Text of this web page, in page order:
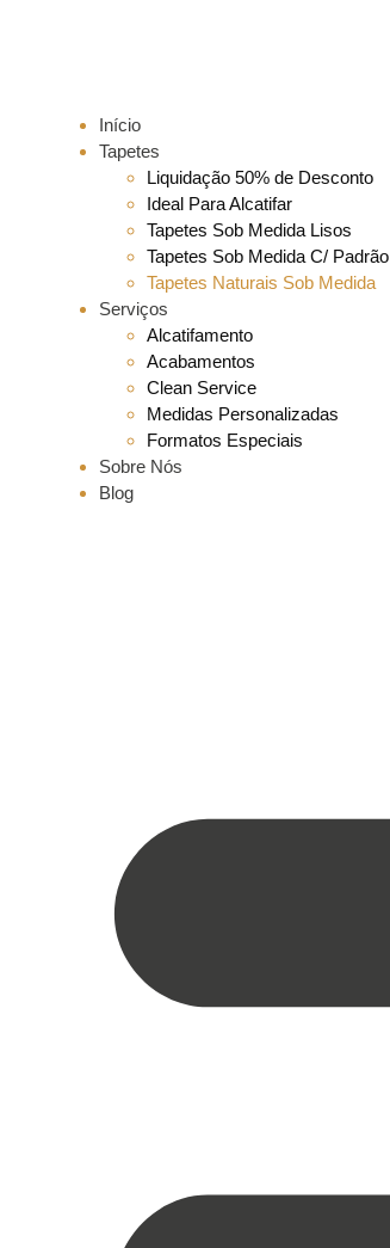
Início
Tapetes
Liquidação 50% de Desconto
Ideal Para Alcatifar
Tapetes Sob Medida Lisos
Tapetes Sob Medida C/ Padrão
Tapetes Naturais Sob Medida
Serviços
Alcatifamento
Acabamentos
Clean Service
Medidas Personalizadas
Formatos Especiais
Sobre Nós
Blog